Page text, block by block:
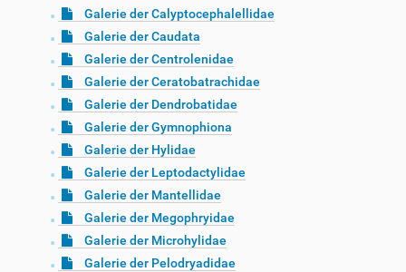
Galerie der Calyptocephalellidae
Galerie der Caudata
Galerie der Centrolenidae
Galerie der Ceratobatrachidae
Galerie der Dendrobatidae
Galerie der Gymnophiona
Galerie der Hylidae
Galerie der Leptodactylidae
Galerie der Mantellidae
Galerie der Megophryidae
Galerie der Microhylidae
Galerie der Pelodryadidae